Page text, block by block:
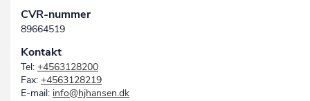
CVR-nummer
89664519
Kontakt
Tel: +4563128200
Fax: +4563128219
E-mail: info@hjhansen.dk